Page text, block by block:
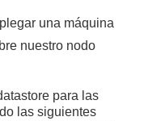
una máquina
nuestro nodo
para las
las siguientes